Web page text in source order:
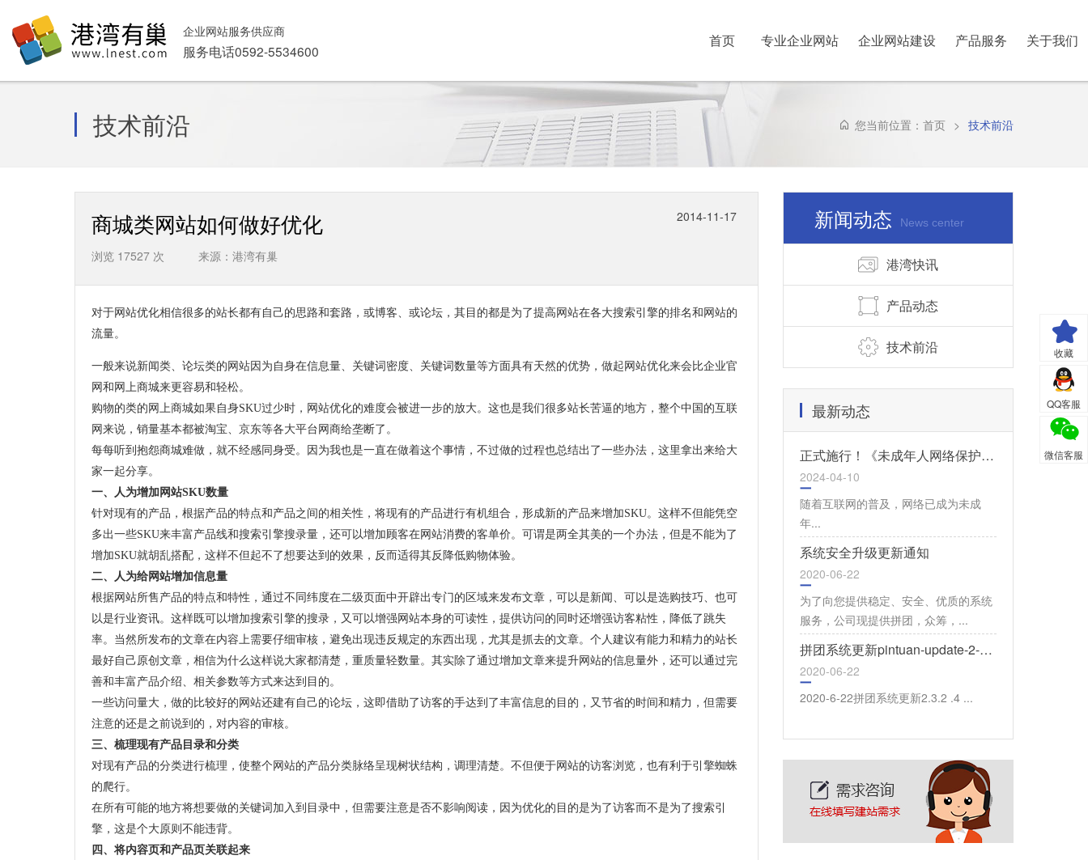
企业网站服务供应商
服务电话0592-5534600
首页
HOME
专业企业网站
专业企业网站
企业网站建设
企业网站建设
产品服务
产品服务
关于我们
关于我们
技术前沿 您当前位置： 首页 > 技术前沿
新闻动态 News center
港湾快讯
产品动态
技术前沿
最新动态
正式施行！《未成年人网络保护条例》
2024-04-10
随着互联网的普及，网络已成为未成
年...
系统安全升级更新通知
2020-06-22
为了向您提供稳定、安全、优质的系统
服务，公司现提供拼团，众筹，...
拼团系统更新pintuan-update-2-3-2.4
2020-06-22
2020-6-22拼团系统更新2.3.2 .4 ...
商城类网站如何做好优化 2014-11-17
浏览 17527 次 来源：港湾有巢
对于网站优化相信很多的站长都有自己的思路和套路，或博客、或论坛，其目的都是为了提高网站在各大搜索引擎的排名和网站的
流量。
一般来说新闻类、论坛类的网站因为自身在信息量、关键词密度、关键词数量等方面具有天然的优势，做起网站优化来会比企业官
网和网上商城来更容易和轻松。
购物的类的网上商城如果自身SKU过少时，网站优化的难度会被进一步的放大。这也是我们很多站长苦逼的地方，整个中国的互联
网来说，销量基本都被淘宝、京东等各大平台网商给垄断了。
每每听到抱怨商城难做，就不经感同身受。因为我也是一直在做着这个事情，不过做的过程也总结出了一些办法，这里拿出来给大
家一起分享。
一、人为增加网站SKU数量
针对现有的产品，根据产品的特点和产品之间的相关性，将现有的产品进行有机组合，形成新的产品来增加SKU。这样不但能凭空
多出一些SKU来丰富产品线和搜索引擎搜录量，还可以增加顾客在网站消费的客单价。可谓是两全其美的一个办法，但是不能为了
增加SKU就胡乱搭配，这样不但起不了想要达到的效果，反而适得其反降低购物体验。
二、人为给网站增加信息量
根据网站所售产品的特点和特性，通过不同纬度在二级页面中开辟出专门的区域来发布文章，可以是新闻、可以是选购技巧、也可
以是行业资讯。这样既可以增加搜索引擎的搜录，又可以增强网站本身的可读性，提供访问的同时还增强访客粘性，降低了跳失
率。当然所发布的文章在内容上需要仔细审核，避免出现违反规定的东西出现，尤其是抓去的文章。个人建议有能力和精力的站长
最好自己原创文章，相信为什么这样说大家都清楚，重质量轻数量。其实除了通过增加文章来提升网站的信息量外，还可以通过完
善和丰富产品介绍、相关参数等方式来达到目的。
一些访问量大，做的比较好的网站还建有自己的论坛，这即借助了访客的手达到了丰富信息的目的，又节省的时间和精力，但需要
注意的还是之前说到的，对内容的审核。
三、梳理现有产品目录和分类
对现有产品的分类进行梳理，使整个网站的产品分类脉络呈现树状结构，调理清楚。不但便于网站的访客浏览，也有利于引擎蜘蛛
的爬行。
在所有可能的地方将想要做的关键词加入到目录中，但需要注意是否不影响阅读，因为优化的目的是为了访客而不是为了搜索引
擎，这是个大原则不能违背。
四、将内容页和产品页关联起来
收藏
QQ客服
微信客服